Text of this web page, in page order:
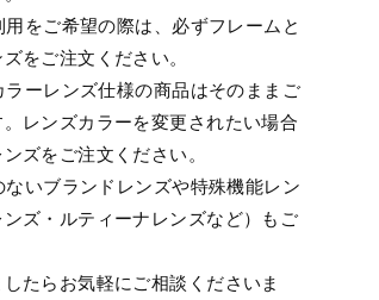
をご希望の際は、必ずフレームと
をご注文ください。
ーレンズ仕様の商品はそのままご
レンズカラーを変更されたい場合
ズをご注文ください。
いブランドレンズや特殊機能レン
ズ・ルティーナレンズなど）もご
たらお気軽にご相談くださいま